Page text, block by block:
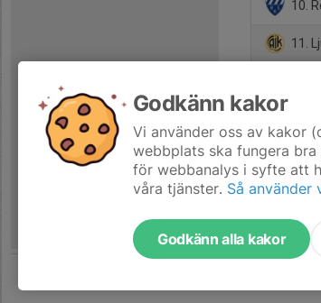
10.
11.
Godkänn kakor
Vi använder oss av kakor
webbplats ska fungera
för webbanalys i syfte att
våra tjänster. Så använder
Godkänn alla kakor